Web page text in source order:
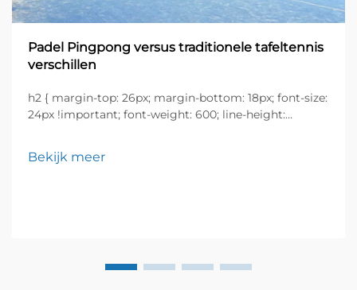
Padel Pingpong versus traditionele tafeltennis
verschillen
h2 { margin-top: 26px; margin-bottom: 18px; font-size:
24px !important; font-weight: 600; line-height:
height: ...}
Bekijk meer